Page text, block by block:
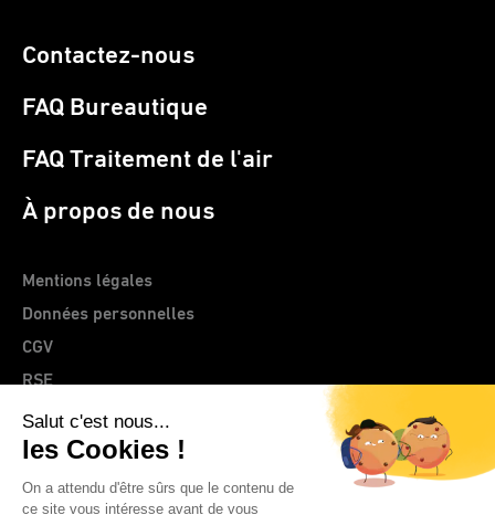
> Site web CLEMENTZ - EUROMEGRAS
Contactez-nous
FAQ Bureautique
FAQ Traitement de l'air
À propos de nous
Mentions légales
Données personnelles
CGV
RSE